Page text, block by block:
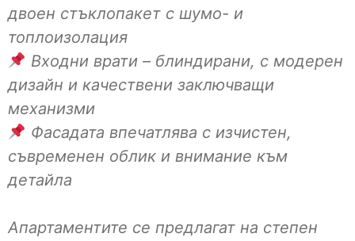
двоен стъклопакет с шумо- и
топлоизолация
Входни врати – блиндирани, с модерен
дизайн и качествени заключващи
механизми
Фасадата впечатлява с изчистен,
съвременен облик и внимание към
детайла
Апартаментите се предлагат на степен